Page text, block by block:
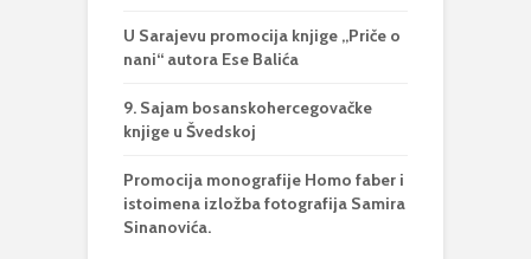
U Sarajevu promocija knjige „Priče o
nani“ autora Ese Balića
9. Sajam bosanskohercegovačke
knjige u Švedskoj
Promocija monografije Homo faber i
istoimena izložba fotografija Samira
Sinanovića.